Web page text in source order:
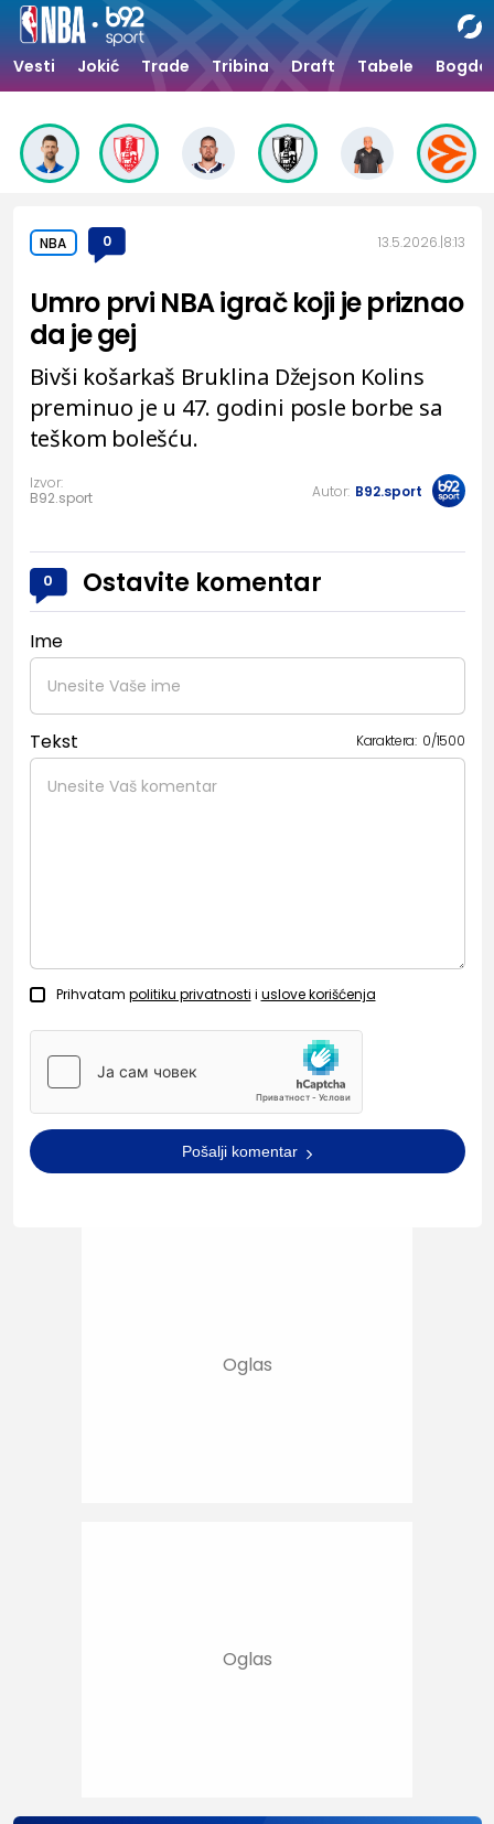
Vesti Jokić Trade Tribina Draft Tabele
NBA 0 13.5.2026. 8:13
Umro prvi NBA igrač koji je priznao
da je gej
Bivši košarkaš Bruklina Džejson Kolins
preminuo je u 47. godini posle borbe sa
teškom bolešću.
Izvor:
B92.sport
Autor: B92.sport
0 Ostavite komentar
Ime
Tekst Karaktera: 0/1500
Prihvatam politiku privatnosti i uslove korišćenja
Pošalji komentar